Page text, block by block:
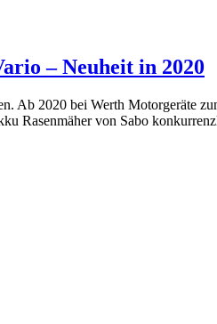
– Neuheit in 2020
Ab 2020 bei Werth Motorgeräte
Rasenmäher von Sabo